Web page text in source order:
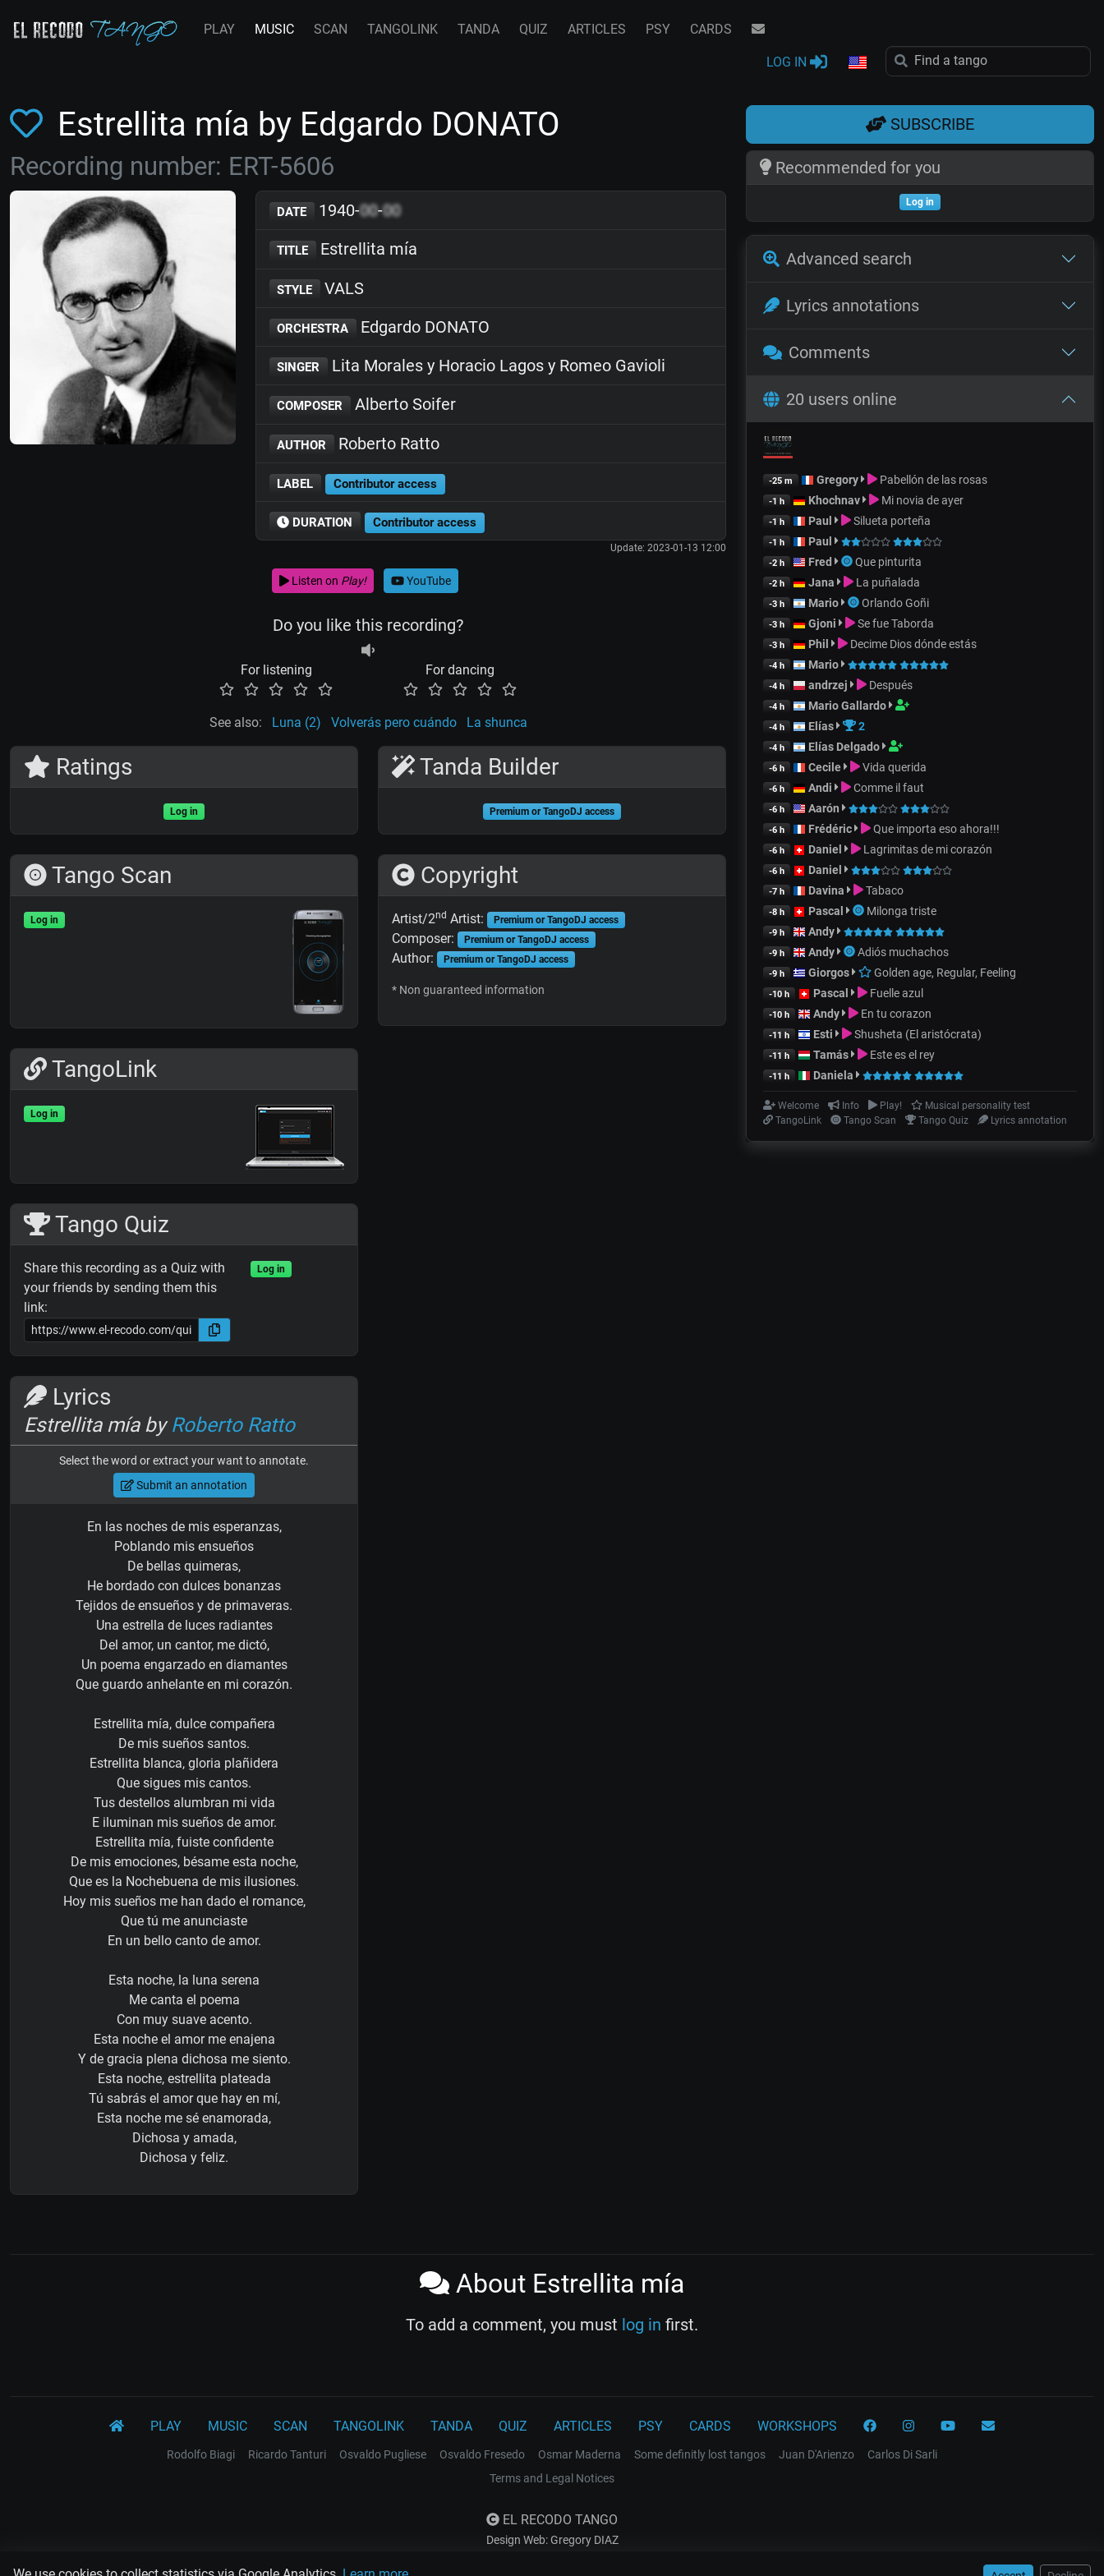
PLAY MUSIC SCAN TANGOLINK TANDA QUIZ ARTICLES PSY CARDS
LOG IN
Estrellita mía by Edgardo DONATO
Recording number: ERT-5606
DATE 1940-00-00
TITLE Estrellita mía
STYLE VALS
ORCHESTRA Edgardo DONATO
SINGER Lita Morales y Horacio Lagos y Romeo Gavioli
COMPOSER Alberto Soifer
AUTHOR Roberto Ratto
LABEL Contributor access
DURATION Contributor access
Update: 2023-01-13 12:00
Listen on Play! YouTube
Do you like this recording?
For listening For dancing
See also: Luna (2) Volverás pero cuándo La shunca
Ratings
Log in
Tango Scan
Log in
TangoLink
Log in
Tango Quiz
Share this recording as a Quiz with
your friends by sending them this
link:
Log in
Lyrics
Estrellita mía byRoberto Ratto
Select the word or extract your want to annotate.
Submit an annotation
En las noches de mis esperanzas,
Poblando mis ensueños
De bellas quimeras,
He bordado con dulces bonanzas
Tejidos de ensueños y de primaveras.
Una estrella de luces radiantes
Del amor, un cantor, me dictó,
Un poema engarzado en diamantes
Que guardo anhelante en mi corazón.
Estrellita mía, dulce compañera
De mis sueños santos.
Estrellita blanca, gloria plañidera
Que sigues mis cantos.
Tus destellos alumbran mi vida
E iluminan mis sueños de amor.
Estrellita mía, fuiste confidente
De mis emociones, bésame esta noche,
Que es la Nochebuena de mis ilusiones.
Hoy mis sueños me han dado el romance,
Que tú me anunciaste
En un bello canto de amor.
Esta noche, la luna serena
Me canta el poema
Con muy suave acento.
Esta noche el amor me enajena
Y de gracia plena dichosa me siento.
Esta noche, estrellita plateada
Tú sabrás el amor que hay en mí,
Esta noche me sé enamorada,
Dichosa y amada,
Dichosa y feliz.
Tanda Builder
Premium or TangoDJ access
Copyright
Artist/2nd Artist: Premium or TangoDJ access
Composer: Premium or TangoDJ access
Author: Premium or TangoDJ access
* Non guaranteed information
SUBSCRIBE
Recommended for you
Log in
Advanced search
Lyrics annotations
Comments
20 users online
-25 m Gregory Pabellón de las rosas
-1 h Khochnav Mi novia de ayer
-1 h Paul Silueta porteña
-1 h Paul
-2 h Fred Que pinturita
-2 h Jana La puñalada
-3 h Mario Orlando Goñi
-3 h Gjoni Se fue Taborda
-3 h Phil Decime Dios dónde estás
-4 h Mario
-4 h andrzej Después
-4 h Mario Gallardo
-4 h Elías 2
-4 h Elías Delgado
-6 h Cecile Vida querida
-6 h Andi Comme il faut
-6 h Aarón
-6 h Frédéric Que importa eso ahora!!!
-6 h Daniel Lagrimitas de mi corazón
-6 h Daniel
-7 h Davina Tabaco
-8 h Pascal Milonga triste
-9 h Andy
-9 h Andy Adiós muchachos
-9 h Giorgos Golden age, Regular, Feeling
-10 h Pascal Fuelle azul
-10 h Andy En tu corazon
-11 h Esti Shusheta (El aristócrata)
-11 h Tamás Este es el rey
-11 h Daniela
Welcome Info Play!
Musical personality test
TangoLink
Tango Scan Tango Quiz Lyrics annotation
About Estrellita mía
To add a comment, you must log in first.
PLAY MUSIC SCAN TANGOLINK TANDA QUIZ ARTICLES PSY CARDS WORKSHOPS
Rodolfo Biagi Ricardo Tanturi Osvaldo Pugliese Osvaldo Fresedo Osmar Maderna Some definitly lost tangos Juan D'Arienzo
Carlos Di Sarli
Terms and Legal Notices
EL RECODO TANGO
Design Web: Gregory DIAZ